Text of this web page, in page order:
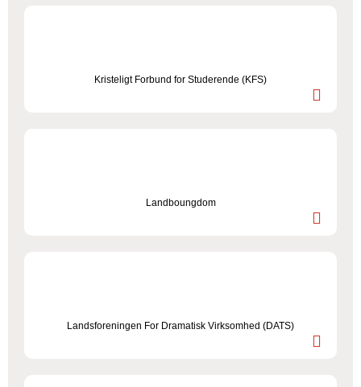
Kristeligt Forbund for Studerende (KFS)
Landboungdom
Landsforeningen For Dramatisk Virksomhed (DATS)